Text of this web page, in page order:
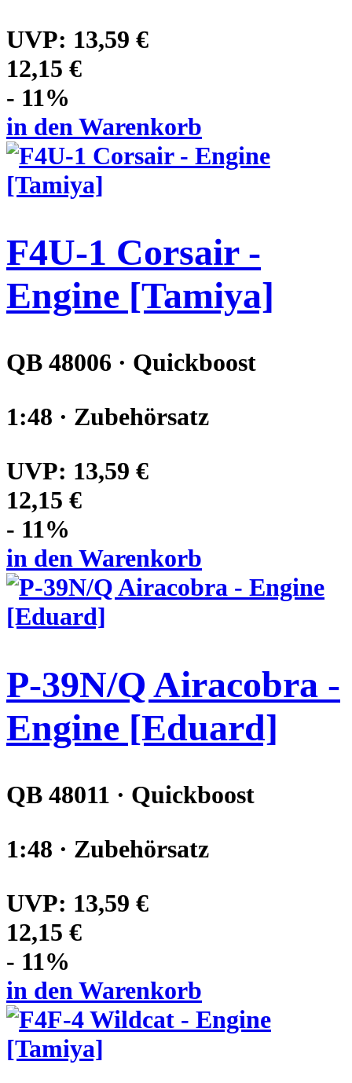
UVP: 13,59 €
12,15 €
- 11%
in den Warenkorb
F4U-1 Corsair -
Engine [Tamiya]
QB 48006 · Quickboost
1:48 · Zubehörsatz
UVP: 13,59 €
12,15 €
- 11%
in den Warenkorb
P-39N/Q Airacobra -
Engine [Eduard]
QB 48011 · Quickboost
1:48 · Zubehörsatz
UVP: 13,59 €
12,15 €
- 11%
in den Warenkorb